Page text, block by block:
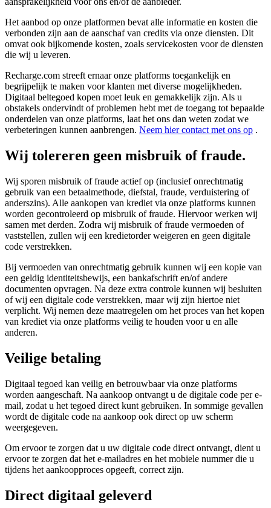
Het aanbod op onze platformen bevat alle informatie en kosten die
verbonden zijn aan de aanschaf van credits via onze diensten. Dit
omvat ook bijkomende kosten, zoals servicekosten voor de diensten
die wij u leveren.
Recharge.com streeft ernaar onze platforms toegankelijk en
begrijpelijk te maken voor klanten met diverse mogelijkheden.
Digitaal beltegoed kopen moet leuk en gemakkelijk zijn. Als u
obstakels ondervindt of problemen hebt met de toegang tot bepaalde
onderdelen van onze platforms, laat het ons dan weten zodat we
verbeteringen kunnen aanbrengen. Neem hier contact met ons op .
Wij tolereren geen misbruik of fraude.
Wij sporen misbruik of fraude actief op (inclusief onrechtmatig
gebruik van een betaalmethode, diefstal, fraude, verduistering of
anderszins). Alle aankopen van krediet via onze platforms kunnen
worden gecontroleerd op misbruik of fraude. Hiervoor werken wij
samen met derden. Zodra wij misbruik of fraude vermoeden of
vaststellen, zullen wij een kredietorder weigeren en geen digitale
code verstrekken.
Bij vermoeden van onrechtmatig gebruik kunnen wij een kopie van
een geldig identiteitsbewijs, een bankafschrift en/of andere
documenten opvragen. Na deze extra controle kunnen wij besluiten
of wij een digitale code verstrekken, maar wij zijn hiertoe niet
verplicht. Wij nemen deze maatregelen om het proces van het kopen
van krediet via onze platforms veilig te houden voor u en alle
anderen.
Veilige betaling
Digitaal tegoed kan veilig en betrouwbaar via onze platforms
worden aangeschaft. Na aankoop ontvangt u de digitale code per e-
mail, zodat u het tegoed direct kunt gebruiken. In sommige gevallen
wordt de digitale code na aankoop ook direct op uw scherm
weergegeven.
Om ervoor te zorgen dat u uw digitale code direct ontvangt, dient u
ervoor te zorgen dat het e-mailadres en het mobiele nummer die u
tijdens het aankoopproces opgeeft, correct zijn.
Direct digitaal geleverd